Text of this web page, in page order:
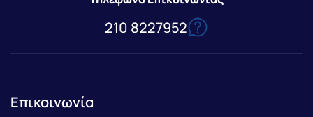
210 8227952
Επικοινωνία